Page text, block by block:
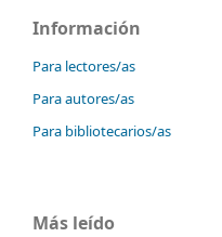
Información
Para lectores/as
Para autores/as
Para bibliotecarios/as
Más leído